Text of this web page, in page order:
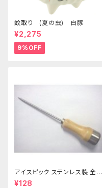
蚊取り (夏の虫) 白豚
¥2,275
9%OFF
アイスピック ステンレス製 全長
215ｍｍ
¥128